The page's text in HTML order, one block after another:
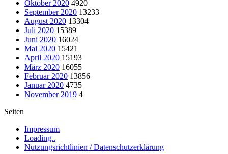
Oktober 2020 4920
September 2020 13233
August 2020 13304
Juli 2020 15389
Juni 2020 16024
Mai 2020 15421
April 2020 15193
März 2020 16055
Februar 2020 13856
Januar 2020 4735
November 2019 4
Seiten
Impressum
Loading..
Nutzungsrichtlinien / Datenschutzerklärung